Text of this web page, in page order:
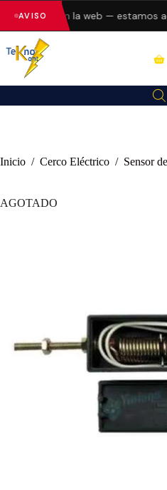
AVISO
errores en la web — estamos
Inicio / Cerco Eléctrico / Sensor
AGOTADO